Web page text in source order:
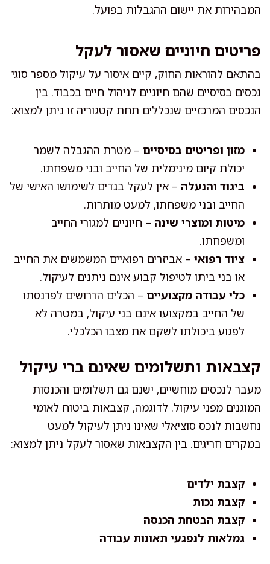
המבהירות את יישום ההגבלות בפועל.
פריטים חיוניים שאסור לעקל
בהתאם להוראות החוק, קיים איסור על עיקול מספר סוגי
נכסים בסיסיים שהם חיוניים לניהול חיים בכבוד. בין
הנכסים המרכזיים שנכללים תחת קטגוריה זו ניתן למצוא:
מזון ופריטים בסיסיים – מטרת ההגבלה לשמר
יכולת קיום מינימלית של החייב ובני משפחתו.
ביגוד והנעלה – אין לעקל בגדים לשימושו האישי של
החייב ובני משפחתו, למעט מותרות.
מיטות ומוצרי שינה – חיוניים למגורי החייב
ומשפחתו.
ציוד רפואי – אביזרים רפואיים המשמשים את החייב
או בני ביתו לטיפול קבוע אינם ניתנים לעיקול.
כלי עבודה מקצועיים – הכלים הדרושים לפרנסתו
של החייב במקצועו אינם בני עיקול, במטרה לא
לפגוע ביכולתו לשקם את מצבו הכלכלי.
קצבאות ותשלומים שאינם ברי עיקול
מעבר לנכסים מוחשיים, ישנם גם תשלומים והכנסות
המוגנים מפני עיקול. לדוגמה, קצבאות ביטוח לאומי
נחשבות לנכס סוציאלי שאינו ניתן לעיקול למעט
במקרים חריגים. בין הקצבאות שאסור לעקל ניתן למצוא:
קצבת ילדים
קצבת נכות
קצבת הבטחת הכנסה
גמלאות לנפגעי תאונות עבודה